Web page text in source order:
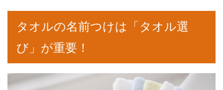
タオルの名前つけは「タオル選
び」が重要！